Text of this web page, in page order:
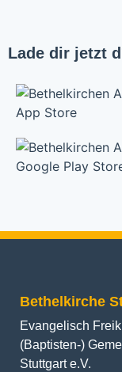
Lade dir jetzt
Bethelkirche
Evangelisch
(Baptisten-)
Stuttgart e.V.